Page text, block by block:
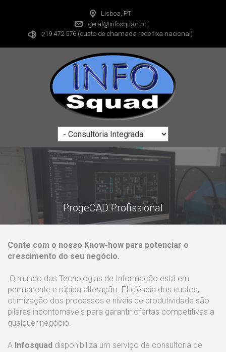
Lisboa, PT
geral@infosquad.pt
219 472 576 (custo de chamada rede fixa nacional)
ProgeCAD Profissional
Conte com o nosso Know-how para potenciar o
crescimento do seu negócio.
O mundo das Tecnologias de Informação está em
permanente e rápida alteração. Eficiência dos custos,
otimização dos processos e níveis de produtividade são
pilares incontornáveis para garantir ofertas competitivas a
qualquer negócio.
A Infosquad disponibiliza um serviço de consultoria de